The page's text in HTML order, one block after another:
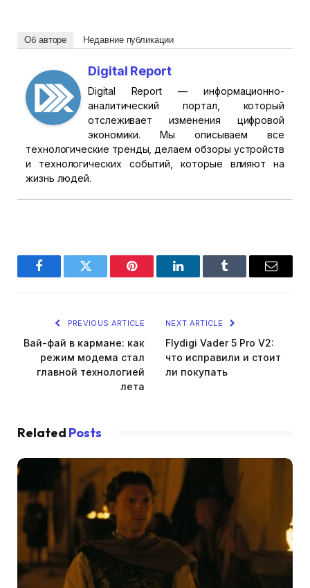
Об авторе Недавние публикации
Digital Report
Digital Report — информационно-
аналитический портал, который
отслеживает изменения цифровой
экономики. Мы описываем все
технологические тренды, делаем обзоры устройств
и технологических событий, которые влияют на
жизнь людей.
FacebookTwitter Pinterest LinkedInTumblr Email
PREVIOUS ARTICLE
Вай-фай в кармане: как
режим модема стал
главной технологией
лета
NEXT ARTICLE
Flydigi Vader 5 Pro V2:
что исправили и стоит
ли покупать
Related Posts